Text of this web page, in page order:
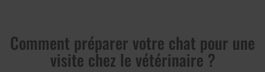
Comment préparer votre chat pour une
visite chez le vétérinaire ?